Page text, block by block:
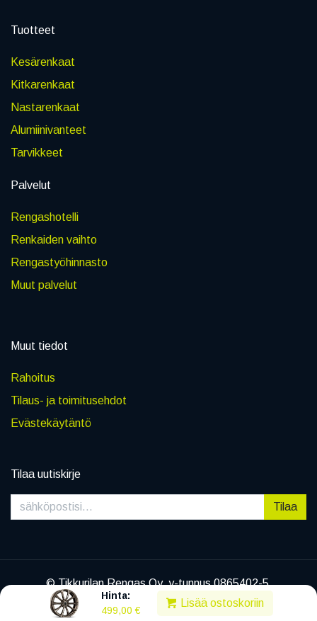
Hinta:
499,00 €
Lisää ostoskoriin
Tuotteet
Kesärenkaat
Kitkarenkaat
Nastarenkaat
Alumiinivanteet
Tarvikkeet
Palvelut
Rengashotelli
Renkaiden vaihto
Rengastyöhinnasto
Muut palvelut
Muut tiedot
Rahoitus
Tilaus- ja toimitusehdot
Evästekäytäntö
Tilaa uutiskirje
Tilaa
© Tikkurilan Rengas Oy, y-tunnus 0865402-5
|Tietosuojaseloste